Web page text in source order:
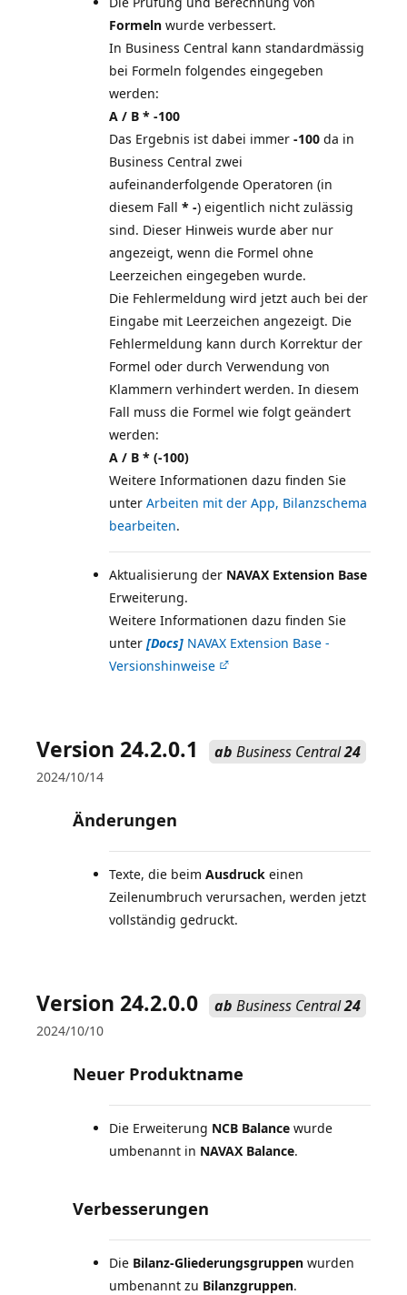
Formeln wurde verbessert.
In Business Central kann standardmässig
bei Formeln folgendes eingegeben
A / B * -100
Das Ergebnis ist dabei immer -100 da in
Business Central zwei
aufeinanderfolgende Operatoren (in
diesem Fall * -) eigentlich nicht zulässig
sind. Dieser Hinweis wurde aber nur
angezeigt, wenn die Formel ohne
Leerzeichen eingegeben wurde.
Die Fehlermeldung wird jetzt auch bei der
Eingabe mit Leerzeichen angezeigt. Die
Fehlermeldung kann durch Korrektur der
Formel oder durch Verwendung von
Klammern verhindert werden. In diesem
Fall muss die Formel wie folgt geändert
A / B * (-100)
Weitere Informationen dazu finden Sie
unter Arbeiten mit der App, Bilanzschema
bearbeiten.
Aktualisierung der NAVAX Extension Base
Erweiterung.
Weitere Informationen dazu finden Sie
unter [Docs] NAVAX Extension Base -
Versionshinweise
Version 24.2.0.1 ab Business Central24
2024/10/14
Änderungen
Texte, die beim Ausdruck einen
Zeilenumbruch verursachen, werden jetzt
vollständig gedruckt.
Version 24.2.0.0 ab Business Central24
2024/10/10
Neuer Produktname
Die Erweiterung NCB Balance wurde
umbenannt in NAVAX Balance.
Verbesserungen
Die Bilanz-Gliederungsgruppen wurden
umbenannt zu Bilanzgruppen.